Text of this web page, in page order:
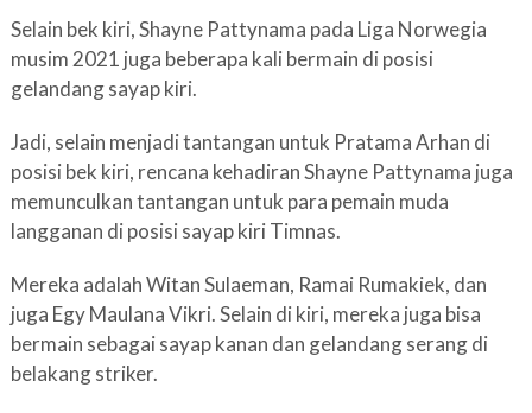
Selain bek kiri, Shayne Pattynama pada Liga Norwegia
musim 2021 juga beberapa kali bermain di posisi
gelandang sayap kiri.
Jadi, selain menjadi tantangan untuk Pratama Arhan di
posisi bek kiri, rencana kehadiran Shayne Pattynama juga
memunculkan tantangan untuk para pemain muda
langganan di posisi sayap kiri Timnas.
Mereka adalah Witan Sulaeman, Ramai Rumakiek, dan
juga Egy Maulana Vikri. Selain di kiri, mereka juga bisa
bermain sebagai sayap kanan dan gelandang serang di
belakang striker.